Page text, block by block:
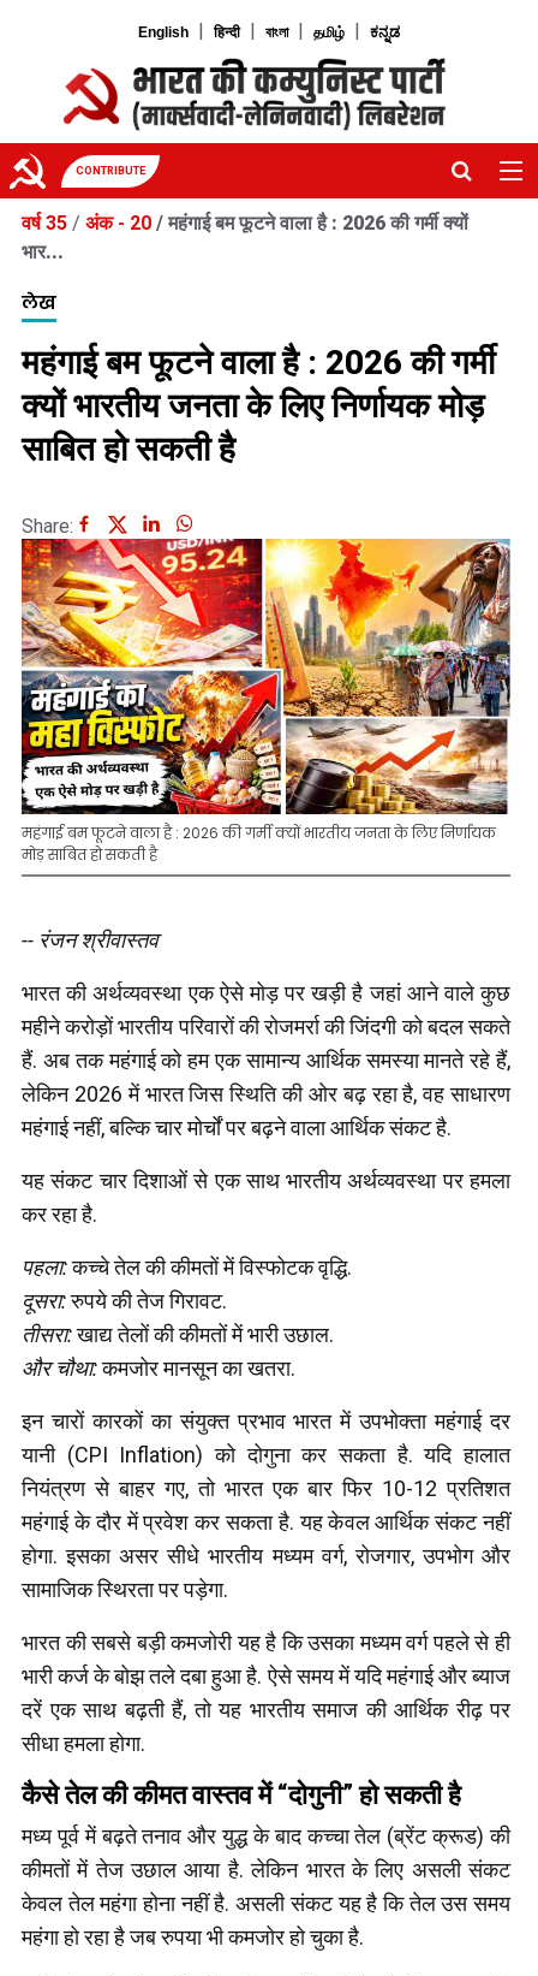
English | हिन्दी | বাংলা | தமிழ் | ಕನ್ನಡ
CONTRIBUTE
वर्ष 35 / अंक - 20 / महंगाई बम फूटने वाला है : 2026 की गर्मी क्यों
भार...
लेख
महंगाई बम फूटने वाला है : 2026 की गर्मी
क्यों भारतीय जनता के लिए निर्णायक मोड़
साबित हो सकती है
Share:
महंगाई बम फूटने वाला है : 2026 की गर्मी क्यों भारतीय जनता के लिए निर्णायक
मोड़ साबित हो सकती है
-- रंजन श्रीवास्तव
भारत की अर्थव्यवस्था एक ऐसे मोड़ पर खड़ी है जहां आने वाले कुछ
महीने करोड़ों भारतीय परिवारों की रोजमर्रा की जिंदगी को बदल सकते
हैं. अब तक महंगाई को हम एक सामान्य आर्थिक समस्या मानते रहे हैं,
लेकिन 2026 में भारत जिस स्थिति की ओर बढ़ रहा है, वह साधारण
महंगाई नहीं, बल्कि चार मोर्चों पर बढ़ने वाला आर्थिक संकट है.
यह संकट चार दिशाओं से एक साथ भारतीय अर्थव्यवस्था पर हमला
कर रहा है.
पहला:कच्चे तेल की कीमतों में विस्फोटक वृद्धि.
दूसरा:रुपये की तेज गिरावट.
तीसरा:खाद्य तेलों की कीमतों में भारी उछाल.
और चौथा:कमजोर मानसून का खतरा.
इन चारों कारकों का संयुक्त प्रभाव भारत में उपभोक्ता महंगाई दर
यानी (CPI Inflation) को दोगुना कर सकता है. यदि हालात
नियंत्रण से बाहर गए, तो भारत एक बार फिर 10-12 प्रतिशत
महंगाई के दौर में प्रवेश कर सकता है. यह केवल आर्थिक संकट नहीं
होगा. इसका असर सीधे भारतीय मध्यम वर्ग, रोजगार, उपभोग और
सामाजिक स्थिरता पर पड़ेगा.
भारत की सबसे बड़ी कमजोरी यह है कि उसका मध्यम वर्ग पहले से ही
भारी कर्ज के बोझ तले दबा हुआ है. ऐसे समय में यदि महंगाई और ब्याज
दरें एक साथ बढ़ती हैं, तो यह भारतीय समाज की आर्थिक रीढ़ पर
सीधा हमला होगा.
कैसे तेल की कीमत वास्तव में “दोगुनी” हो सकती है
मध्य पूर्व में बढ़ते तनाव और युद्ध के बाद कच्चा तेल (ब्रेंट क्रूड) की
कीमतों में तेज उछाल आया है. लेकिन भारत के लिए असली संकट
केवल तेल महंगा होना नहीं है. असली संकट यह है कि तेल उस समय
महंगा हो रहा है जब रुपया भी कमजोर हो चुका है.